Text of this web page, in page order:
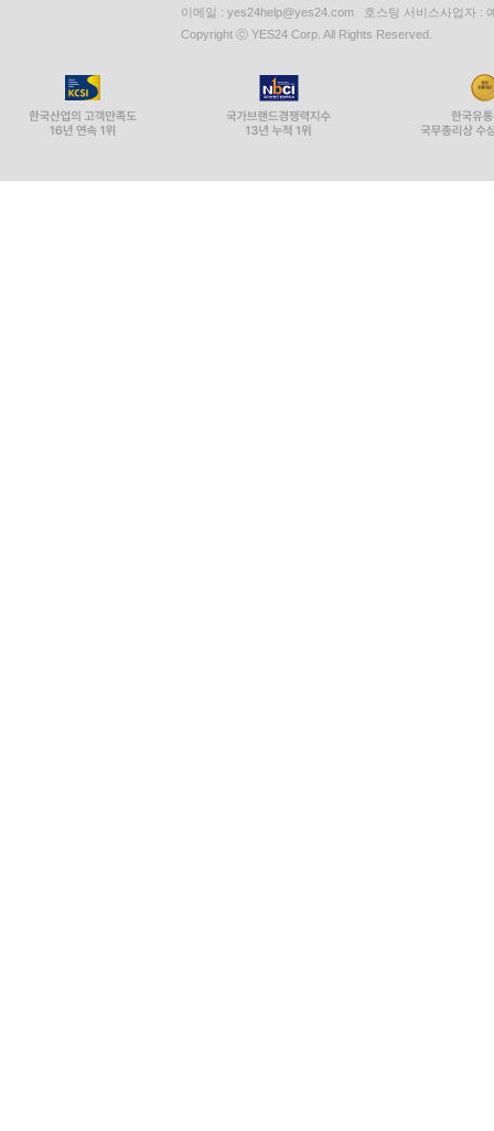
이메일 : yes24help@yes24.com 호스팅 서비스사업자 :
Copyright ⓒ YES24 Corp. All Rights Reserved.